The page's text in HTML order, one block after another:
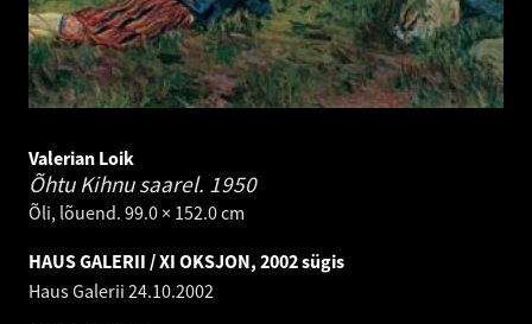
Valerian Loik
Õhtu Kihnu saarel. 1950
Õli, lõuend. 99.0 × 152.0 cm
HAUS GALERII / XI OKSJON, 2002 sügis
Haus Galerii 24.10.2002